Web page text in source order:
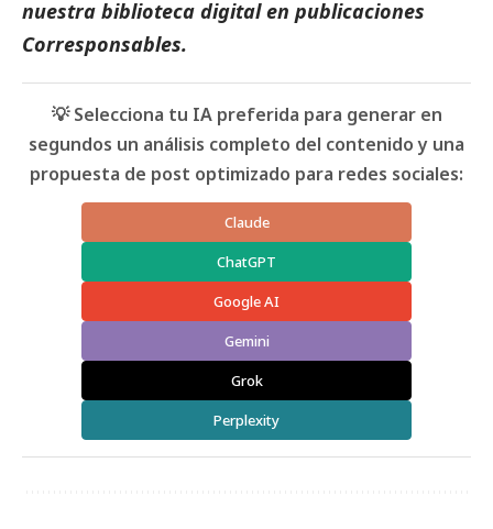
nuestra biblioteca digital en publicaciones
Corresponsables.
💡 Selecciona tu IA preferida para generar en
segundos un análisis completo del contenido y una
propuesta de post optimizado para redes sociales:
Claude
ChatGPT
Google AI
Gemini
Grok
Perplexity